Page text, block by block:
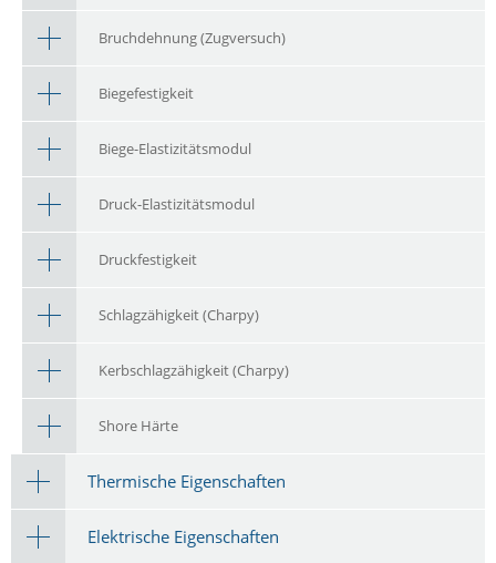
Bruchdehnung (Zugversuch)
Biegefestigkeit
Biege-Elastizitätsmodul
Druck-Elastizitätsmodul
Druckfestigkeit
Schlagzähigkeit (Charpy)
Kerbschlagzähigkeit (Charpy)
Shore Härte
Thermische Eigenschaften
Elektrische Eigenschaften